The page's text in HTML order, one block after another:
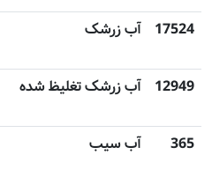
17524 آب زرشک
12949 آب زرشک تغلیظ شده
365 آب سیب